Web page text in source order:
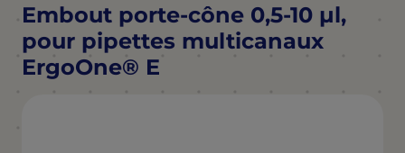
Embout porte-cône 0,5-10 µl,
pour pipettes multicanaux
ErgoOne® E